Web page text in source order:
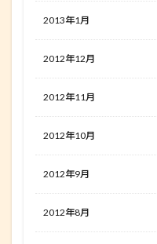
2013年1月
2012年12月
2012年11月
2012年10月
2012年9月
2012年8月